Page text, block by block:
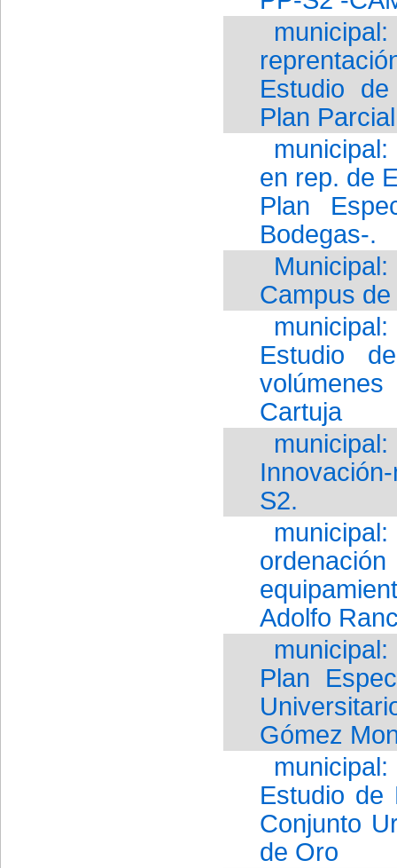
Estudio
Plan
en rep. de
Plan
Bodegas-.
Campus
Estudio
Cartuja
S2.
Adolfo
Plan
Gómez
Estudio de
Conjunto
de Oro